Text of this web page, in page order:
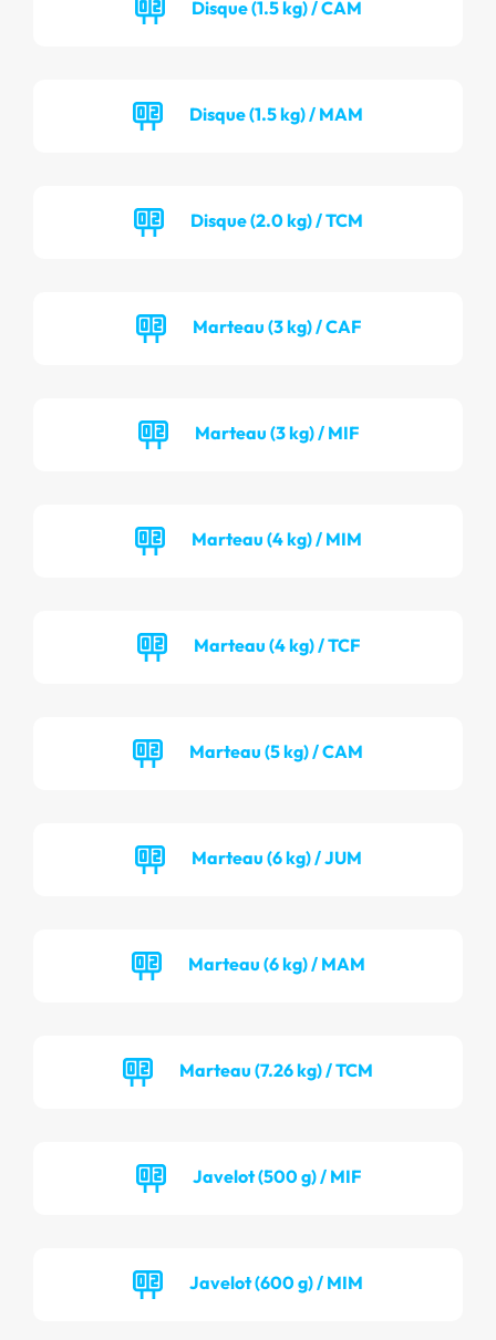
Disque (1.5 kg) / CAM
Disque (1.5 kg) / MAM
Disque (2.0 kg) / TCM
Marteau (3 kg) / CAF
Marteau (3 kg) / MIF
Marteau (4 kg) / MIM
Marteau (4 kg) / TCF
Marteau (5 kg) / CAM
Marteau (6 kg) / JUM
Marteau (6 kg) / MAM
Marteau (7.26 kg) / TCM
Javelot (500 g) / MIF
Javelot (600 g) / MIM